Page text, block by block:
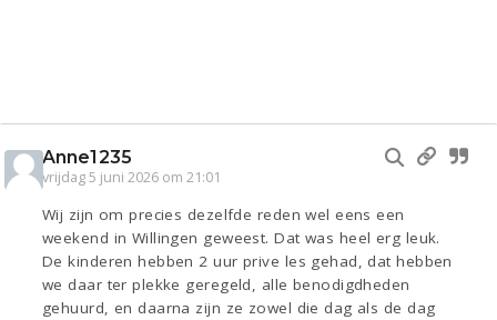
Anne1235
vrijdag 5 juni 2026 om 21:01
Wij zijn om precies dezelfde reden wel eens een
weekend in Willingen geweest. Dat was heel erg leuk.
De kinderen hebben 2 uur prive les gehad, dat hebben
we daar ter plekke geregeld, alle benodigdheden
gehuurd, en daarna zijn ze zowel die dag als de dag